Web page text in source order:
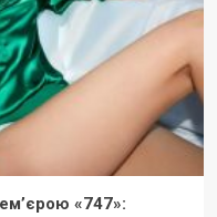
«747»: